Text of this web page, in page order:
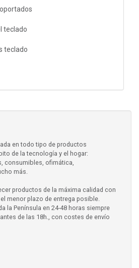
teclado
teclado
en todo tipo de productos
de la tecnología y el hogar:
consumibles, ofimática,
más.
productos de la máxima calidad con
menor plazo de entrega posible.
la Península en 24-48 horas siempre
de las 18h., con costes de envío